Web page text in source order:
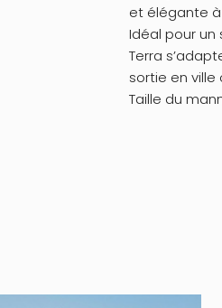
et élégante
Idéal pour
Terra
sortie en
Taille du